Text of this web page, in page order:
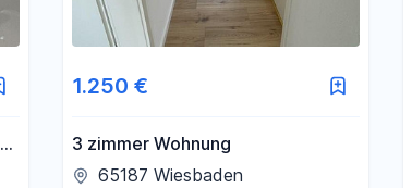
1.250 €
3 zimmer Wohnung
65187 Wiesbaden